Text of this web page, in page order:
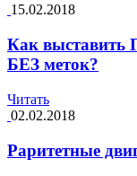
15.02.2018
Как выставить
БЕЗ меток?
Читать
02.02.2018
Раритетные